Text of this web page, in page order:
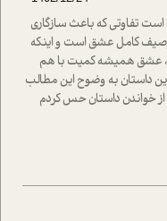
درمان اتفاق افتاده
ما تلاش کرده
شما را با بهترین و
مصنوعی در حوزه های
کنند.
است تفاوتی که باعث سازگاری
کامل عشق است و اینکه
عشق همیشه کمیت با هم
داستان به وضوح این مطالب
خواندن داستان حس کردم